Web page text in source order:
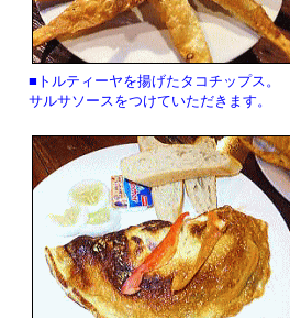
■トルティーヤを揚げたタコチップス。
サルサソースをつけていただきます。